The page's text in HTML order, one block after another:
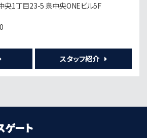
北四番丁駅
歩13分
央1丁目23-5 泉中央ONEビル5F
スタッフ紹介